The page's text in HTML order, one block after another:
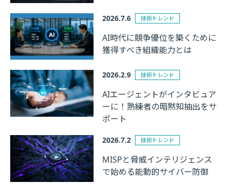
2026.7.6 技術トレンド
AI時代に競争優位を築くために
獲得すべき組織能力とは
2026.2.9 技術トレンド
AIエージェントがインタビュア
ーに！熟練者の暗黙知抽出をサ
ポート
2026.7.2 技術トレンド
MISPと脅威インテリジェンス
で始める能動的サイバー防御